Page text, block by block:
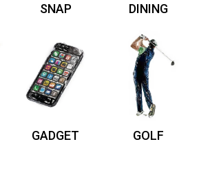
SNAP DINING
GADGET GOLF